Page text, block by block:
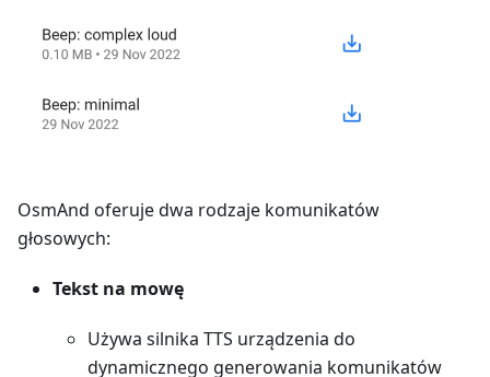
OsmAnd oferuje dwa rodzaje komunikatów
głosowych:
Tekst na mowę
Używa silnika TTS urządzenia do
dynamicznego generowania komunikatów